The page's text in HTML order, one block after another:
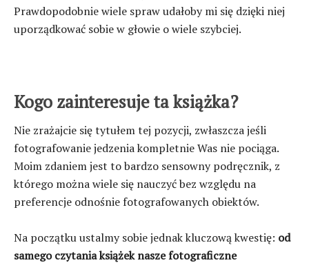
Prawdopodobnie wiele spraw udałoby mi się dzięki niej
uporządkować sobie w głowie o wiele szybciej.
Kogo zainteresuje ta książka?
Nie zrażajcie się tytułem tej pozycji, zwłaszcza jeśli
fotografowanie jedzenia kompletnie Was nie pociąga.
Moim zdaniem jest to bardzo sensowny podręcznik, z
którego można wiele się nauczyć bez względu na
preferencje odnośnie fotografowanych obiektów.
Na początku ustalmy sobie jednak kluczową kwestię: od
samego czytania książek nasze fotograficzne